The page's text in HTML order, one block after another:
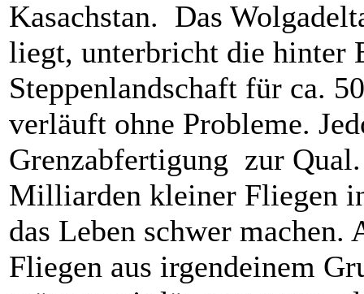
Kasachstan. Das
liegt, unterbricht die hinter
Steppenlandschaft für ca.
verläuft ohne Probleme.
Grenzabfertigung zur
Milliarden kleiner Fliegen
das Leben schwer machen.
Fliegen aus irgendeinem